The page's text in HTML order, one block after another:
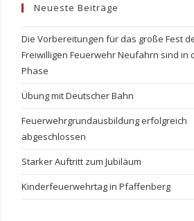
Neueste Beiträge
Die Vorbereitungen für das große Fest
Freiwilligen Feuerwehr Neufahrn sind in
Phase
Übung mit Deutscher Bahn
Feuerwehrgrundausbildung erfolgreich
abgeschlossen
Starker Auftritt zum Jubiläum
Kinderfeuerwehrtag in Pfaffenberg